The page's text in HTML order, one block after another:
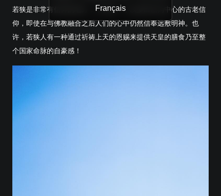
若狭是非常有信仰的地方，不仅有一个以多田岳为中心的古老信
仰，即使在与佛教融合之后人们的心中仍然信奉远敷明神。也
许，若狭人有一种通过祈祷上天的恩赐来提供天皇的膳食乃至整
个国家命脉的自豪感！
Français